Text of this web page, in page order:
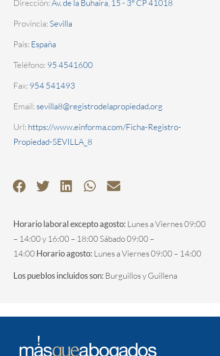
Dirección:Av. de la Buhaira, 15 - 3º CP 41018
Provincia: Sevilla
País: España
Teléfono: 95 4541600
Fax: 954 541493
Email: sevilla8@registrodelapropiedad.org
Url: https://www.einforma.com/Ficha-Registro-
Propiedad-SEVILLA_8
Horario laboral excepto agosto: Lunes a Viernes 09:00
– 14:00 y 16:00 – 18:00 Sábado 09:00 –
14:00Horario agosto: Lunes a Viernes 09:00 – 14:00
Los pueblos incluidos son: Burguillos y Guillena